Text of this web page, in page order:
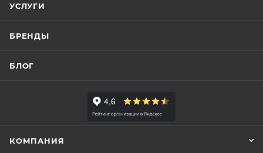
УСЛУГИ
БРЕНДЫ
БЛОГ
КОМПАНИЯ